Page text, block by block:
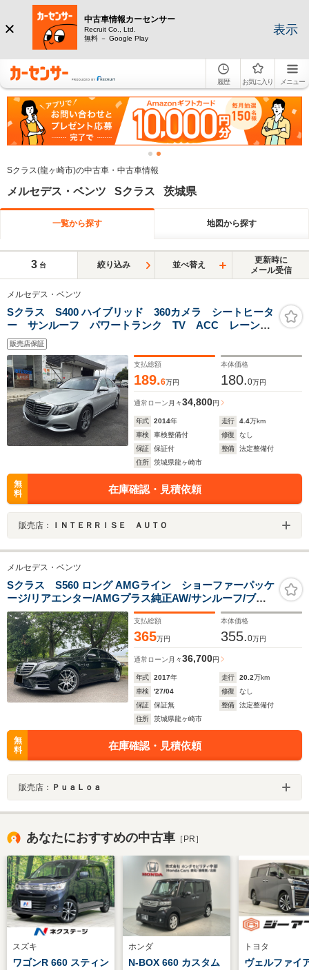
中古車情報カーセンサー
Recruit Co., Ltd.
無料 － Google Play
表示
履歴 お気に入り メニュー
Sクラス(龍ヶ崎市)の中古車・中古車情報
メルセデス・ベンツ Sクラス 茨城県
一覧から探す 地図から探す
3 台 絞り込み 並べ替え
更新時に
メール受信
メルセデス・ベンツ
Sクラス S400 ハイブリッド 360カメラ シートヒータ
ー サンルーフ パワートランク TV ACC レーンキ
ープ
販売店保証
支払総額
189.6万円
本体価格
180.0万円
通常ローン 月々34,800円
年式 2014年 走行 4.4万km
車検
車検整備付 修復
なし
保証
保証付 整備
法定整備付
住所
茨城県龍ヶ崎市
無
料
在庫確認・見積依頼
販売店： ＩＮＴＥＲＲＩＳＥ ＡＵＴＯ
メルセデス・ベンツ
Sクラス S560 ロング AMGライン ショーファーパッケ
ージ/リアエンター/AMGプラス純正AW/サンルーフ/ブル
メスターサウンド/純正ナビ/バックカメラ/ETC/ヘッドア
ップディスプレイ/オートクルーズ/シートヒーター&クー
ラー
支払総額
365万円
本体価格
355.0万円
通常ローン 月々36,700円
年式 2017年 走行 20.2万km
車検
'27/04 修復
なし
保証
保証無 整備
法定整備付
住所
茨城県龍ヶ崎市
無
料
在庫確認・見積依頼
販売店： ＰｕａＬｏａ
あなたにおすすめの中古車 ［PR］
スズキ
ワゴンR 660 スティン
ホンダ
N-BOX 660 カスタム
トヨタ
ヴェルファイ